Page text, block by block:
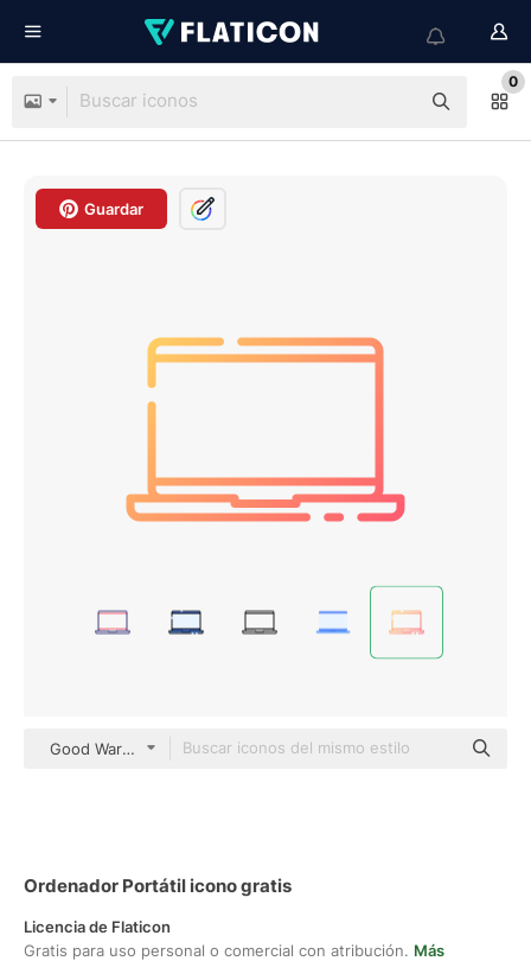
0
Guardar
Good Ware Gradient
Ordenador Portátil icono gratis
Licencia de Flaticon
Gratis para uso personal o comercial con atribución. Más